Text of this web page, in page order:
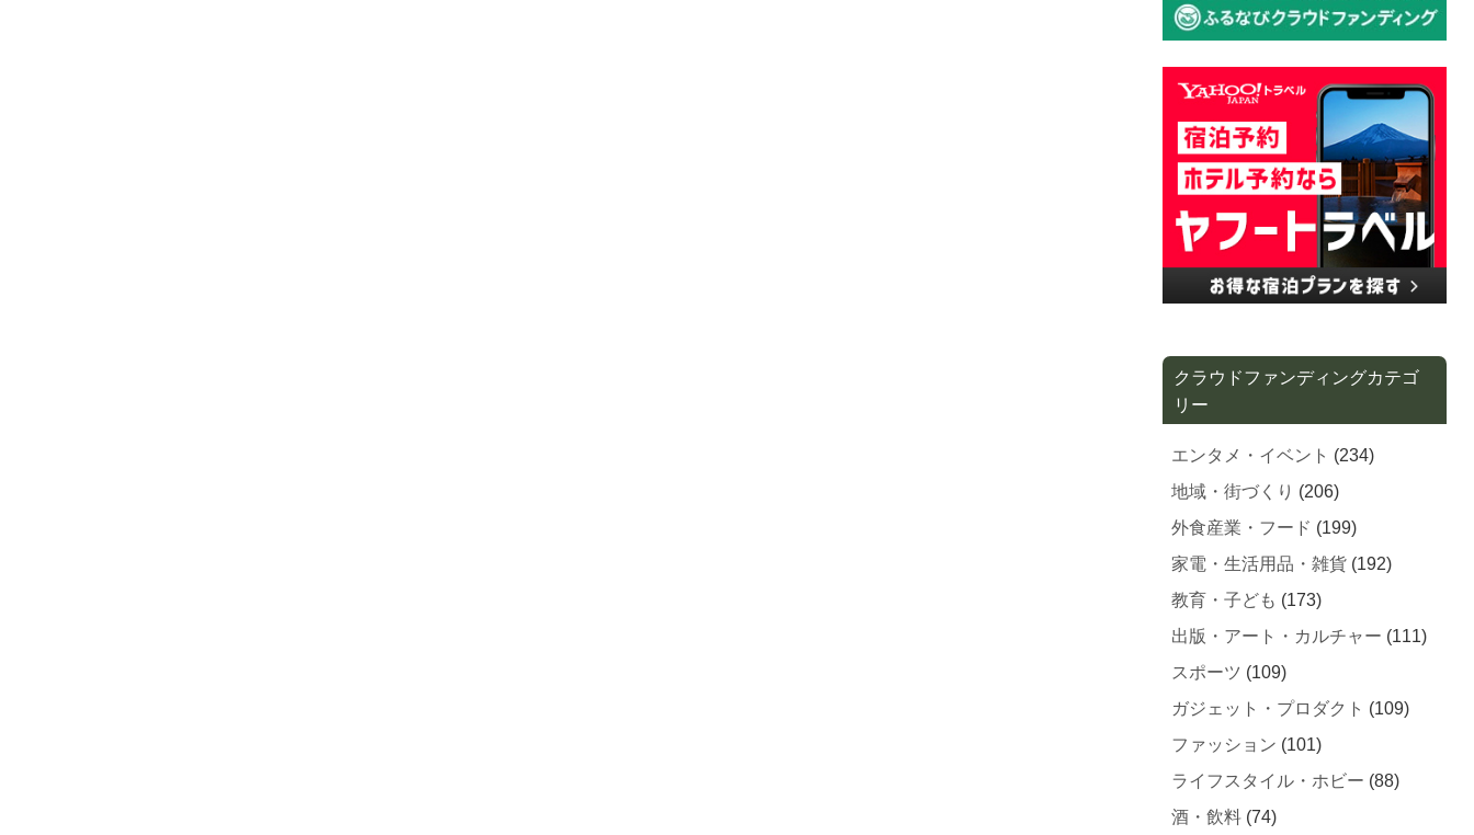
クラウドファンディングカテゴ
リー
エンタメ・イベント (234)
地域・街づくり (206)
外食産業・フード (199)
家電・生活用品・雑貨 (192)
教育・子ども (173)
出版・アート・カルチャー (111)
スポーツ (109)
ガジェット・プロダクト (109)
ファッション (101)
ライフスタイル・ホビー (88)
酒・飲料 (74)